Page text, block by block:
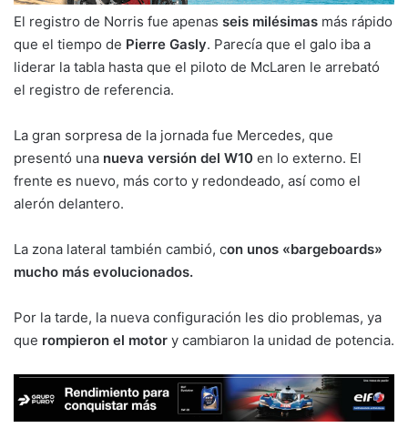
El registro de Norris fue apenas seis milésimas más rápido
que el tiempo de Pierre Gasly. Parecía que el galo iba a
liderar la tabla hasta que el piloto de McLaren le arrebató
el registro de referencia.
La gran sorpresa de la jornada fue Mercedes, que
presentó una nueva versión del W10 en lo externo. El
frente es nuevo, más corto y redondeado, así como el
alerón delantero.
La zona lateral también cambió, con unos «bargeboards»
mucho más evolucionados.
Por la tarde, la nueva configuración les dio problemas, ya
que rompieron el motor y cambiaron la unidad de potencia.